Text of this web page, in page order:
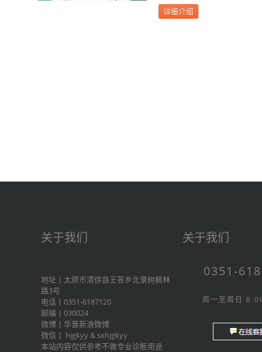
详细介绍
关于我们
地址丨太原市清徐县王答乡北录树枫林
路3号
电话丨0351-6187120
邮编丨030024
微博丨 华晋新浪微博
微信丨 hjgkyy & sxhjgkyy
本站内容仅供参考不做专业诊断用途
关于我们
0351-
周一至周日